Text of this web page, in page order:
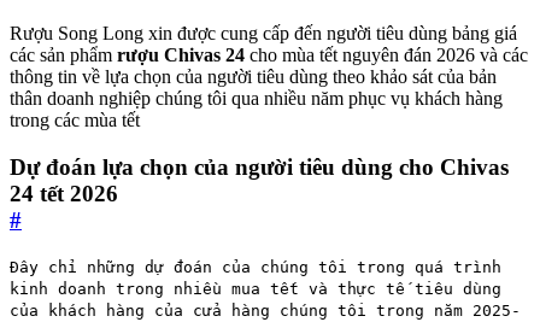
Rượu Song Long xin được cung cấp đến người tiêu dùng bảng giá
các sản phẩm rượu Chivas 24 cho mùa tết nguyên đán 2026 và các
thông tin về lựa chọn của người tiêu dùng theo khảo sát của bản
thân doanh nghiệp chúng tôi qua nhiều năm phục vụ khách hàng
trong các mùa tết
Dự đoán lựa chọn của người tiêu dùng cho Chivas
24 tết 2026
#
Đây chỉ những dự đoán của chúng tôi trong quá trình
kinh doanh trong nhiều mua tết và thực tế tiêu dùng
của khách hàng của cửa hàng chúng tôi trong năm 2025-